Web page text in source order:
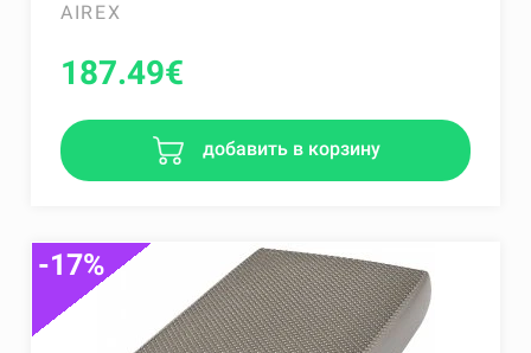
AIREX
187.49€
добавить в корзину
-17%